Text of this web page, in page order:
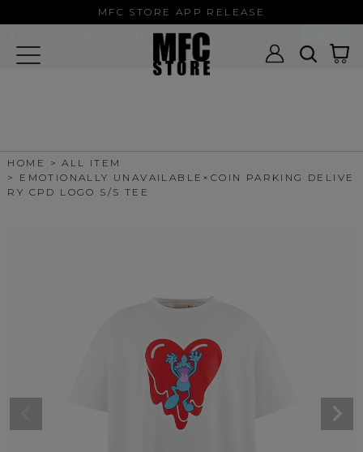
MFC STORE APP RELEASE
HOME
ALL ITEM
EMOTIONALLY UNAVAILABLE×COIN PARKING DELIVE
RY CPD LOGO S/S TEE
MFC STORE
MFC STORE/EXAMPLE 公式アプリ -
Google Play